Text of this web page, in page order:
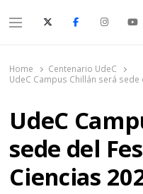
Menu
Home
Centenario UdeC
UdeC Campus Chillán será
UdeC
sede del
Ciencias